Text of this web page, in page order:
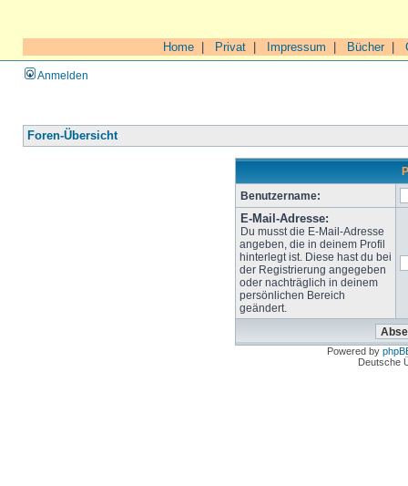
Home Privat Impressum Bücher|
Anmelden
Foren-Übersicht
Benutzername:
E-Mail-Adresse:
Du musst die E-Mail-Adresse
angeben, die in deinem Profil
hinterlegt ist. Diese hast du bei
der Registrierung angegeben
oder nachträglich in deinem
persönlichen Bereich
geändert.
Powered by
Deutsche